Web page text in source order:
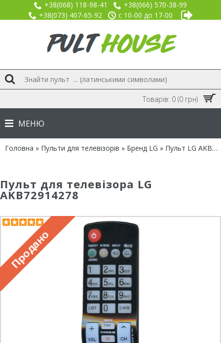
+38(068) 118-98-41
+38(066) 570-38-99
+38(073) 407-65-92
с 10-00 до 17-00
Товарів: 0 (0 грн)
МЕНЮ
Головна » Пульти для телевізорів » Бренд LG » Пульт LG AKB72914278
Пульт для телевізора LG
AKB72914278